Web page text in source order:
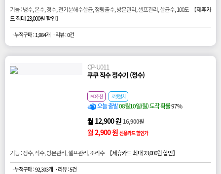
기능 : 냉수, 온수, 정수, 전기분해수살균, 정량출수, 방문관리, 셀프관리, 살균수, 100도 【제휴카
드 최대 23,000원 할인】
· 누적구매 : 1,984개 · 리뷰 : 0건
CP-U011
쿠쿠 직수 정수기 (정수)
MD추천 로켓설치
오늘 출발08월10일(월) 도착 확률97%
월 12,900 원16,900원
월 2,900 원 신용카드 할인가
기능 : 정수, 직수, 방문관리, 셀프관리, 조리수 【제휴카드 최대 23,000원 할인】
· 누적구매 : 92,303개 · 리뷰 : 5건